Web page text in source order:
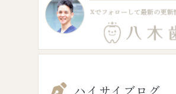
ハイサイブログ